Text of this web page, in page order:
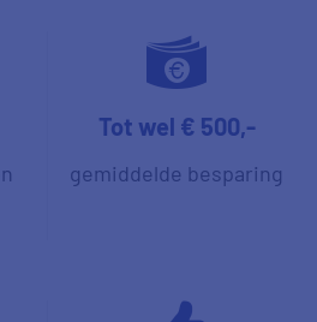
Tot wel € 500,-
gemiddelde besparing